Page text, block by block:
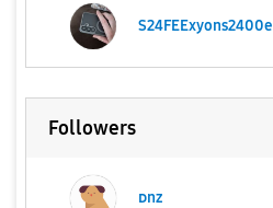
S24FEExyons2400e
Followers
ᴅnz